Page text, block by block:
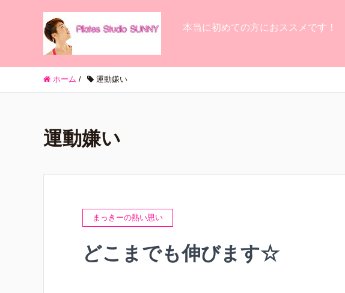
本当に初めての方におススメです！
ホーム / 運動嫌い
運動嫌い
まっきーの熱い思い
どこまでも伸びます☆